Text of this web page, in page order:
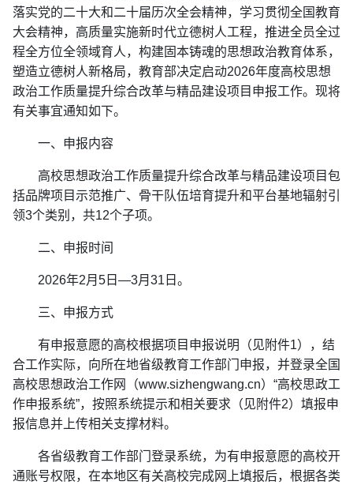
落实党的二十大和二十届历次全会精神，学习贯彻全国教育
大会精神，高质量实施新时代立德树人工程，推进全员全过
程全方位全领域育人，构建固本铸魂的思想政治教育体系，
塑造立德树人新格局，教育部决定启动2026年度高校思想
政治工作质量提升综合改革与精品建设项目申报工作。现将
有关事宜通知如下。
一、申报内容
高校思想政治工作质量提升综合改革与精品建设项目包
括品牌项目示范推广、骨干队伍培育提升和平台基地辐射引
领3个类别，共12个子项。
二、申报时间
2026年2月5日—3月31日。
三、申报方式
有申报意愿的高校根据项目申报说明（见附件1），结
合工作实际，向所在地省级教育工作部门申报，并登录全国
高校思想政治工作网（www.sizhengwang.cn）“高校思政工
作申报系统”，按照系统提示和相关要求（见附件2）填报申
报信息并上传相关支撑材料。
各省级教育工作部门登录系统，为有申报意愿的高校开
通账号权限，在本地区有关高校完成网上填报后，根据各类